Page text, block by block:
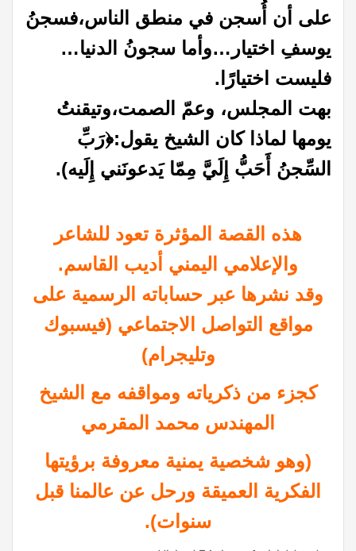
على أن أُسجن في منطق الناس،فسجنُ
يوسفِ اختيار…وأما سجونُ الدنيا…
فليست اختيارًا.
بهت المجلس، وعمّ الصمت،وتيقنتُ
يومها لماذا كان الشيخ يقول:﴿رَبِّ
السِّجنُ أَحَبُّ إِلَيَّ مِمّا يَدعونَني إِلَيه).
هذه القصة المؤثرة تعود للشاعر
والإعلامي اليمني أديب القاسم.
وقد نشرها عبر حساباته الرسمية على
مواقع التواصل الاجتماعي (فيسبوك
وتليجرام)
كجزء من ذكرياته ومواقفه مع الشيخ
المهندس محمد المقرمي
(وهو شخصية يمنية معروفة برؤيتها
الفكرية العميقة ورحل عن عالمنا قبل
سنوات).